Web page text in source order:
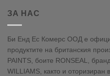
ЗА НАС
Би Енд Ес Комерс ООД е
продуктите на британския
PAINTS, боите RONSEAL,
WILLIAMS, както и оторизиран